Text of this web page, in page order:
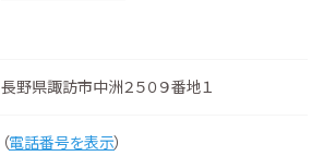
長野県諏訪市中洲２５０９番地１
（電話番号を表示）